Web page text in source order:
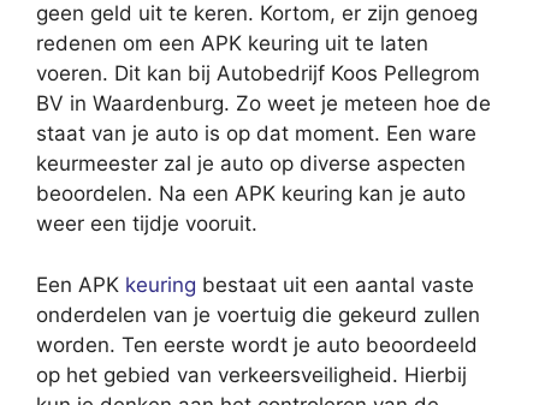
geen geld uit te keren. Kortom, er zijn genoeg
redenen om een APK keuring uit te laten
voeren. Dit kan bij Autobedrijf Koos Pellegrom
BV in Waardenburg. Zo weet je meteen hoe de
staat van je auto is op dat moment. Een ware
keurmeester zal je auto op diverse aspecten
beoordelen. Na een APK keuring kan je auto
weer een tijdje vooruit.
Een APK keuring bestaat uit een aantal vaste
onderdelen van je voertuig die gekeurd zullen
worden. Ten eerste wordt je auto beoordeeld
op het gebied van verkeersveiligheid. Hierbij